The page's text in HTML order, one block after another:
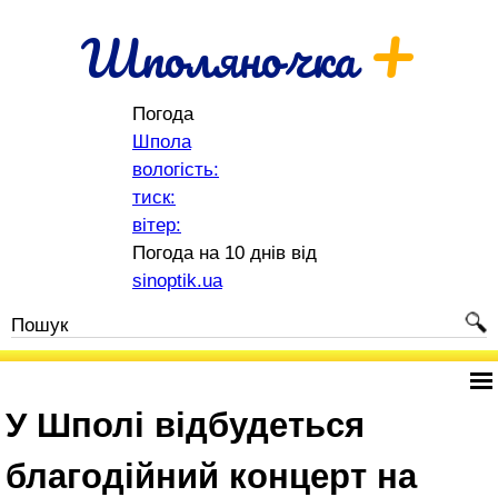
Шполяночка+
Погода
Шпола
вологість:
тиск:
вітер:
Погода на 10 днів від
sinoptik.ua
У Шполі відбудеться
благодійний концерт на